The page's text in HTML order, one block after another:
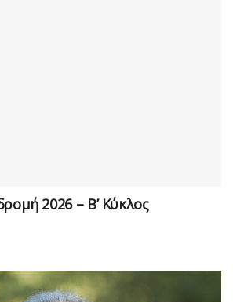
2026 – Β’ Κύκλος